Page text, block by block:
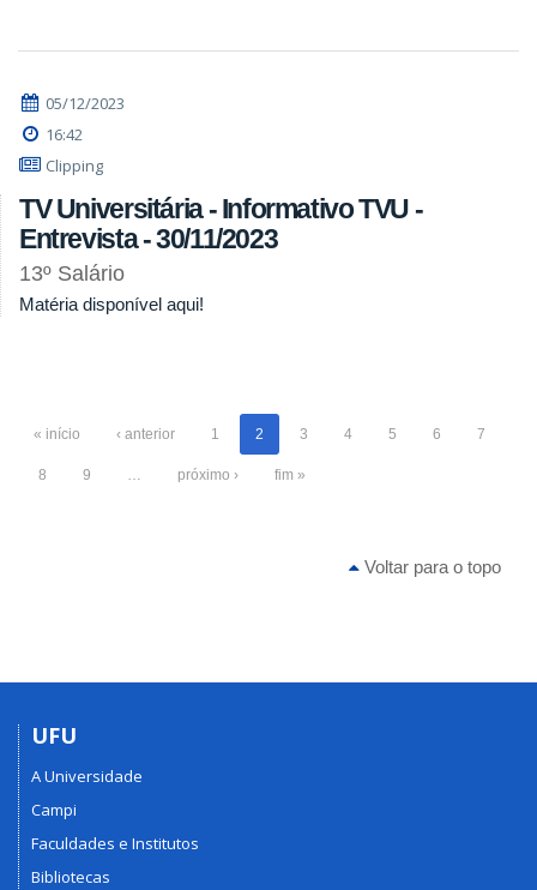
05/12/2023
16:42
Clipping
TV Universitária - Informativo TVU -
Entrevista - 30/11/2023
13º Salário
Matéria disponível aqui!
« início ‹ anterior 1 2 3 4 5 6 7
8 9 … próximo › fim »
Voltar para o topo
UFU
A Universidade
Campi
Faculdades e Institutos
Bibliotecas